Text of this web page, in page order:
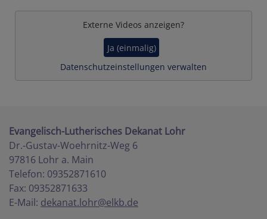
Externe Videos anzeigen?
Ja (einmalig)
Datenschutzeinstellungen verwalten
Evangelisch-Lutherisches Dekanat Lohr
Dr.-Gustav-Woehrnitz-Weg 6
97816 Lohr a. Main
Telefon: 09352871610
Fax: 09352871633
E-Mail: dekanat.lohr@elkb.de